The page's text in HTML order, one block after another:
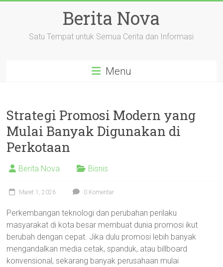
Berita Nova
Satu Tempat untuk Semua Cerita dan Informasi
Menu
Strategi Promosi Modern yang
Mulai Banyak Digunakan di
Perkotaan
Berita Nova Bisnis
Maret 1, 2026 0 Komentar
Perkembangan teknologi dan perubahan perilaku
masyarakat di kota besar membuat dunia promosi ikut
berubah dengan cepat. Jika dulu promosi lebih banyak
mengandalkan media cetak, spanduk, atau billboard
konvensional, sekarang banyak perusahaan mulai